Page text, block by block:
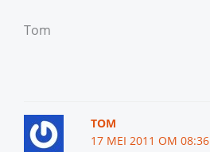
Tom
TOM
17 MEI 2011 OM 08:36